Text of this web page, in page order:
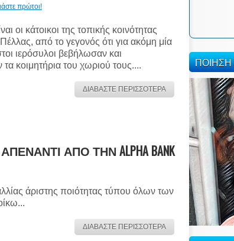
πρώτοι!
οι κάτοικοι της τοπικής κοινότητας
από το γεγονός ότι για ακόμη μία
ιερόσυλοι βεβήλωσαν και
τα κοιμητήρια του χωριού τους....
ΔΙΑΒΑΣΤΕ ΠΕΡΙΣΣΟΤΕΡΑ
ΑΠΟ ΤΗΝ ALPHA BANK
άριστης ποιότητας τύπου όλων των
ΔΙΑΒΑΣΤΕ ΠΕΡΙΣΣΟΤΕΡΑ